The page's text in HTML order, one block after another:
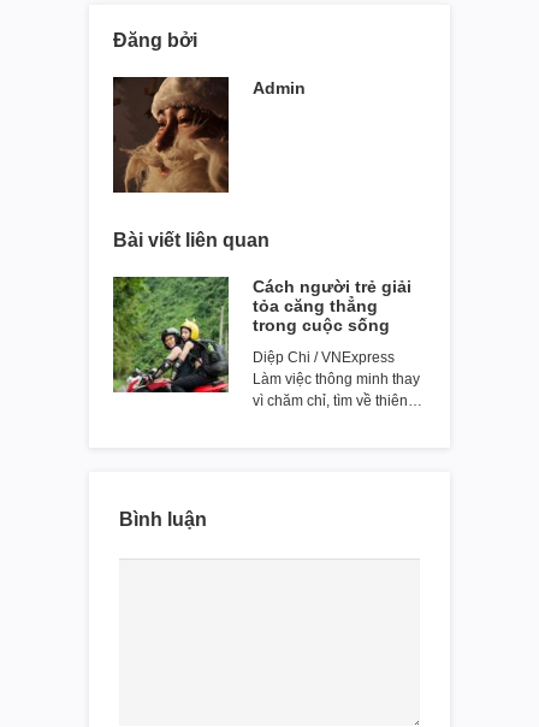
Đăng bởi
Admin
Bài viết liên quan
Cách người trẻ giải
tỏa căng thẳng
trong cuộc sống
Diệp Chi / VNExpress
Làm việc thông minh thay
vì chăm chỉ, tìm về thiên…
Bình luận